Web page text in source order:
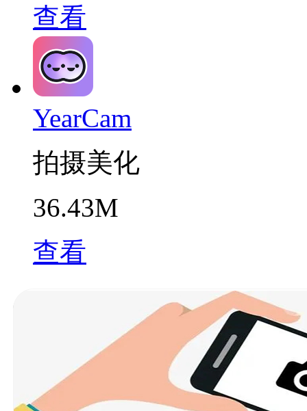
查看
YearCam
拍摄美化
36.43M
查看